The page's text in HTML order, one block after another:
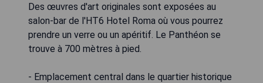
Des œuvres d'art originales sont exposées au
salon-bar de l'HT6 Hotel Roma où vous pourrez
prendre un verre ou un apéritif. Le Panthéon se
trouve à 700 mètres à pied.
- Emplacement central dans le quartier historique